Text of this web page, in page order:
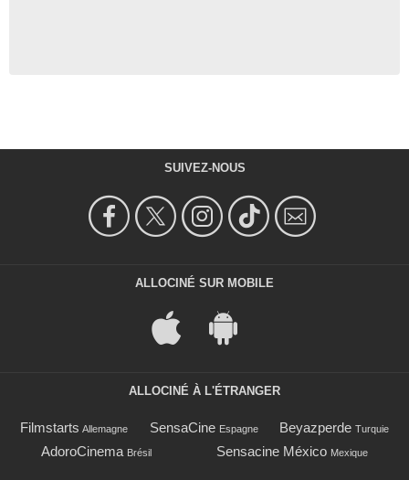
SUIVEZ-NOUS
ALLOCINÉ SUR MOBILE
ALLOCINÉ À L'ÉTRANGER
Filmstarts Allemagne SensaCine Espagne Beyazperde Turquie
AdoroCinema Brésil Sensacine México Mexique